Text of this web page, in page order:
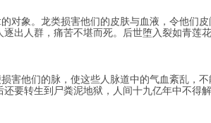
象。龙类损害他们的皮肤与血液，令他们
出人群，痛苦不堪而死。后世堕入裂如青莲
他们的脉，使这些人脉道中的气血紊乱，
要转生到尸粪泥地狱，人间十九亿年中不得解